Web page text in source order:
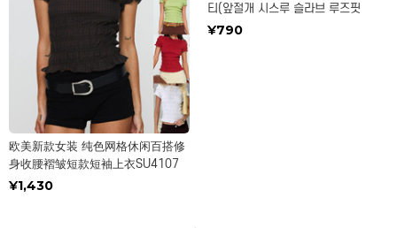
欧美新款女装 纯色网格休闲百搭修
身收腰褶皱短款短袖上衣SU4107
¥1,430
티(앞절개 시스루 슬라브 루즈핏
¥790